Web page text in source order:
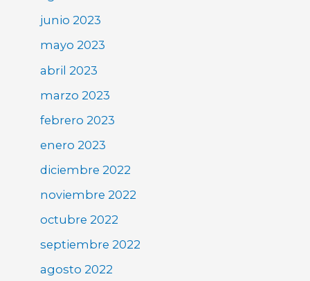
junio 2023
mayo 2023
abril 2023
marzo 2023
febrero 2023
enero 2023
diciembre 2022
noviembre 2022
octubre 2022
septiembre 2022
agosto 2022